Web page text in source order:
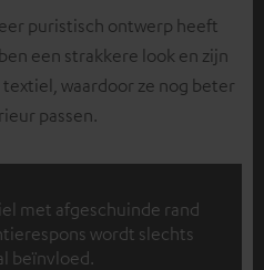
puristisch ontwerp heeft
een strakkere look en zijn
waardoor ze nog beter
passen.
met afgeschuinde rand
wordt slechts
beïnvloed.